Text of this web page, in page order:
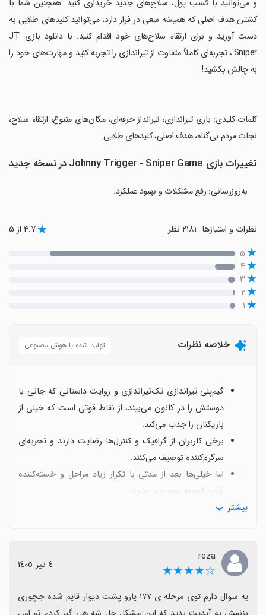
و می‌توانید با کسب پول، سلاح‌های جدید خریداری کنید. همچنین شما با
کشتن هدف اصلی که همیشه سعی در فرار دارد، می‌توانید کلیدهای طلایی به
دست آورید و برای ارتقاء سلاح‌های خود اقدام کنید. با دانلود بازی 'JT
Sniper'، تجربه‌ای کاملاً متفاوت از تیراندازی را تجربه کنید و مهارت‌های خود را
به چالش بکشید!
‏کلمات کلیدی: بازی تیراندازی، تیرانداز حرفه‌ای، مکان‌های متنوع، ارتقاء سلاح،
نجات مردم بی‌گناه، هدف اصلی، کلیدهای طلایی.
تغییرات بازی Johnny Trigger - Sniper Game در نسخه جدید
به‌روزرسانی: رفع مشکلات و بهبود عملکرد.
نظرات و امتیازها ۴.۷ از ۵
۵
۴
۳
۲
۱
خلاصه نظرات تولید شده با هوش مصنوعی
گیم‌پلی تیراندازی تک‌تیراندازی و روایت داستانی که جانی با
دوستش را در کانون می‌بیند، از نقاط قوتی است که خیلی از
بازیکنان را جذب می‌کند.
برخی کاربران از گرافیک و کنترل‌ها رضایت دارند و تجربه‌ای
سرگرم‌کننده توصیف می‌کنند.
اما خیلی‌ها بعد از مدتی با تکرار زیاد مراحل و خسته‌کننده
شدن تجربه روبه‌رو می‌شوند.
اگر به دنبال تجربه سریع و لذت‌بخش تیراندازی با داستان
هستید، ممکن است از بازی لذت ببرید، اما برای تجربه
طولانی‌تر بهبود مداوم و رفع باگ‌ها می‌تواند تفاوت ایجاد کند.
بیشتر
reza
☆★★★★ ٤ تیر ١٤٠٥